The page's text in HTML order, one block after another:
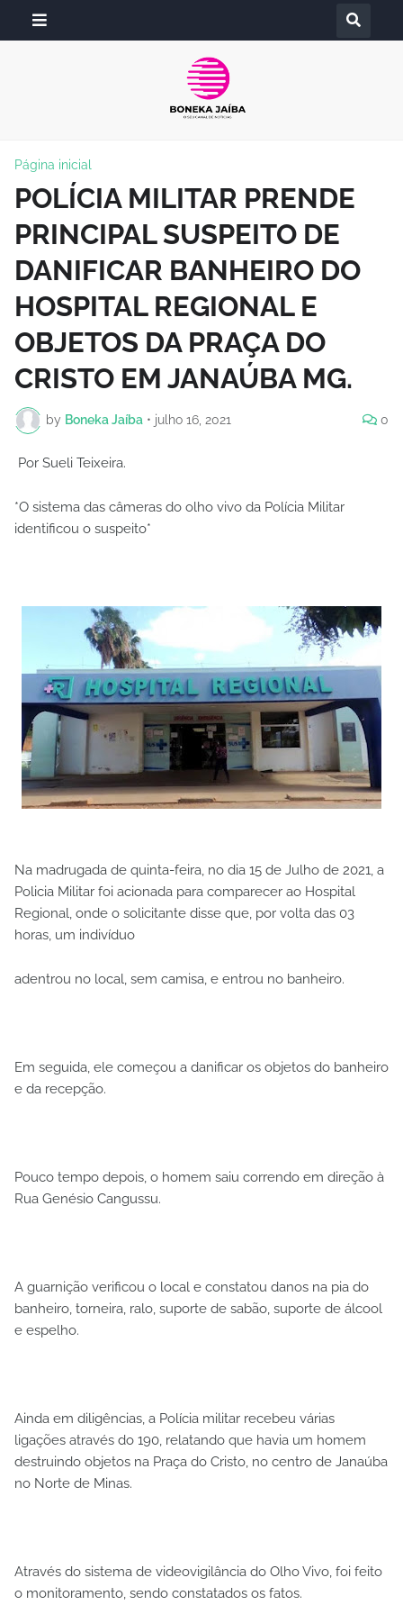
Página inicial
POLÍCIA MILITAR PRENDE
PRINCIPAL SUSPEITO DE
DANIFICAR BANHEIRO DO
HOSPITAL REGIONAL E
OBJETOS DA PRAÇA DO
CRISTO EM JANAÚBA MG.
by Boneka Jaíba • julho 16, 2021 0
Por Sueli Teixeira.
*O sistema das câmeras do olho vivo da Polícia Militar
identificou o suspeito*
Na madrugada de quinta-feira, no dia 15 de Julho de 2021, a
Policia Militar foi acionada para comparecer ao Hospital
Regional, onde o solicitante disse que, por volta das 03
horas, um indivíduo
adentrou no local, sem camisa, e entrou no banheiro.
Em seguida, ele começou a danificar os objetos do banheiro
e da recepção.
Pouco tempo depois, o homem saiu correndo em direção à
Rua Genésio Cangussu.
A guarnição verificou o local e constatou danos na pia do
banheiro, torneira, ralo, suporte de sabão, suporte de álcool
e espelho.
Ainda em diligências, a Polícia militar recebeu várias
ligações através do 190, relatando que havia um homem
destruindo objetos na Praça do Cristo, no centro de Janaúba
no Norte de Minas.
Através do sistema de videovigilância do Olho Vivo, foi feito
o monitoramento, sendo constatados os fatos.